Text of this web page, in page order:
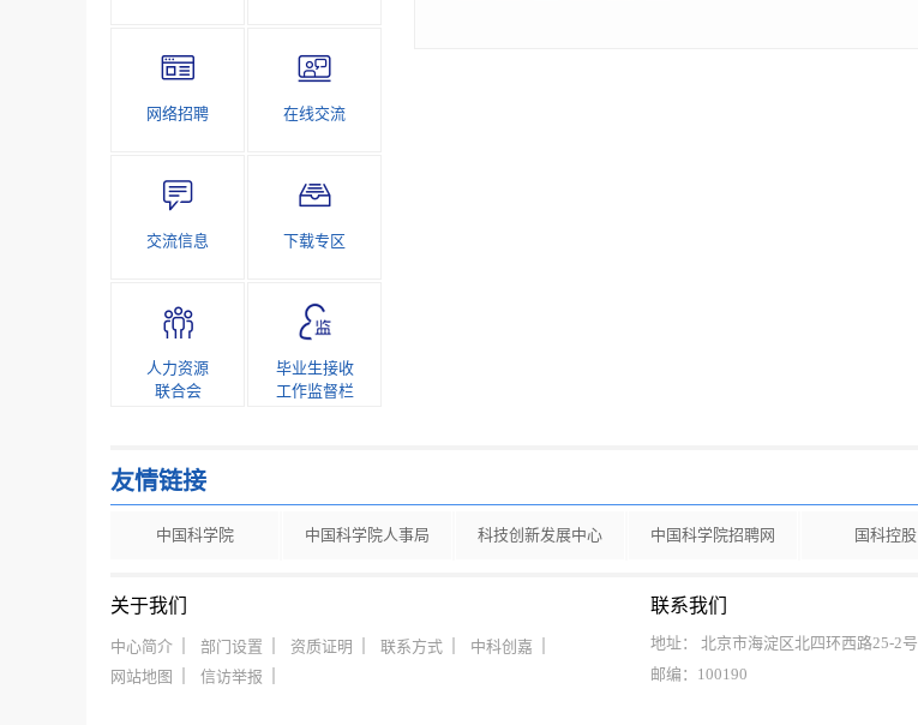
网络招聘 在线交流
交流信息 下载专区
人力资源
联合会
毕业生接收
工作监督栏
友情链接
中国科学院 中国科学院人事局 科技创新发展中心 中国科学院招聘网 国科控股
关于我们
中心简介 部门设置 资质证明 联系方式
中科创嘉
网站地图
信访举报
联系我们
地址： 北京市海淀区北四环西路25-2号
邮编：100190